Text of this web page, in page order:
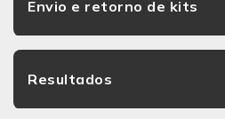
Envio e retorno de kits
Resultados